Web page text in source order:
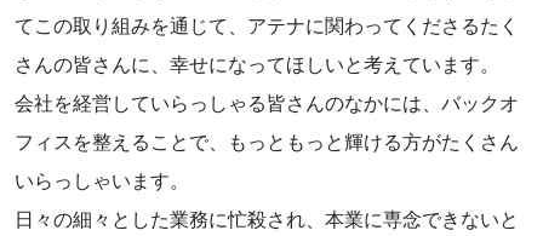
てこの取り組みを通じて、アテナに関わってくださるたく
さんの皆さんに、幸せになってほしいと考えています。
会社を経営していらっしゃる皆さんのなかには、バックオ
フィスを整えることで、もっともっと輝ける方がたくさん
いらっしゃいます。
日々の細々とした業務に忙殺され、本業に専念できないと